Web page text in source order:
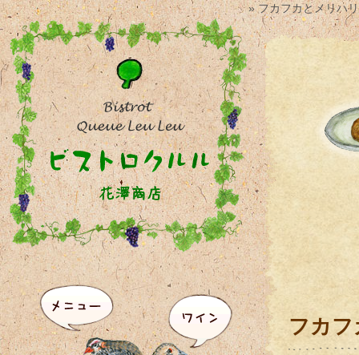
» フカフカとメリハリ
フカ